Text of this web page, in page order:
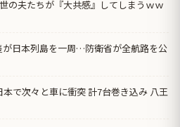
の夫たちが『大共感』してしまうｗｗ
日本列島を一周…防衛省が全航路を公
で次々と車に衝突 計7台巻き込み 八王